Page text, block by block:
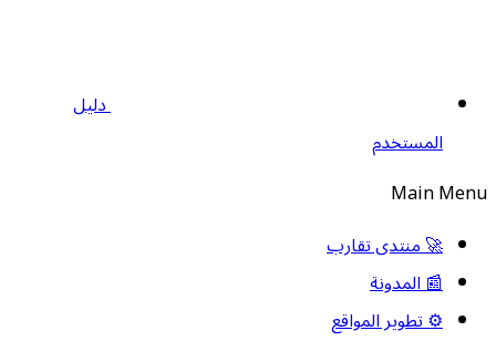
دليل
المستخدم
Main Menu
🚀 منتدى تقارب
📰 المدونة
⚙️ تطوير المواقع